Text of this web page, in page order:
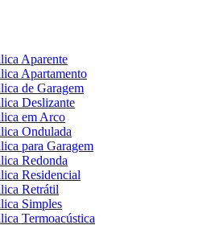
Aparente
Apartamento
de Garagem
Deslizante
em Arco
Ondulada
para Garagem
Redonda
Residencial
Retrátil
Simples
Termoacústica